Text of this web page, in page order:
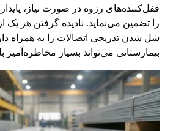
قفل‌کننده‌های رزوه در صورت نیاز،
را تضمین می‌نماید. نادیده گرفتن هر یک
شل شدن تدریجی اتصالات را به همراه
بیمارستانی می‌تواند بسیار مخاطره‌آمیز